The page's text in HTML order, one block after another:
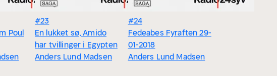
Poul
#23
En lukket sø, Amido
har tvillinger i Egypten
Anders Lund Madsen
#24
Fedeabes Fyraften 29-
01-2018
Anders Lund Madsen